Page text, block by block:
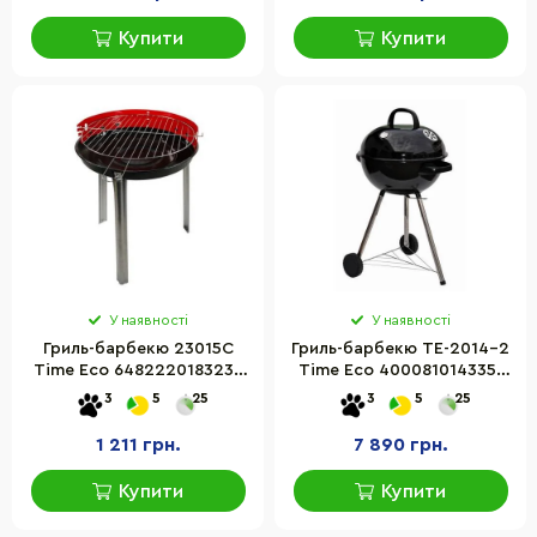
Купити Купити
У наявності
Гриль-барбекю 23015С
Time Eco 6482220183239
металевий
3 5 25
1 211 грн.
Купити
У наявності
Гриль-барбекю TE-2014-2
Time Eco 4000810143351
металевий
3 5 25
7 890 грн.
Купити